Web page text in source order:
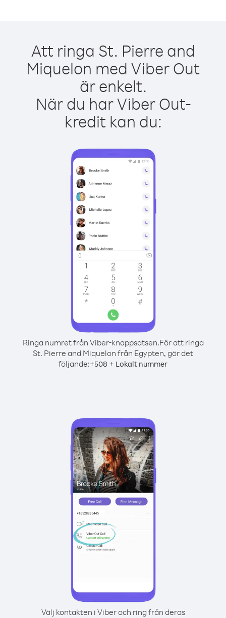
Att ringa St. Pierre and
Miquelon med Viber Out
är enkelt.
När du har Viber Out-
kredit kan du:
Ringa numret från Viber-knappsatsen.För att ringa
St. Pierre and Miquelon från Egypten, gör det
följande:+508 + Lokalt nummer
Välj kontakten i Viber och ring från deras